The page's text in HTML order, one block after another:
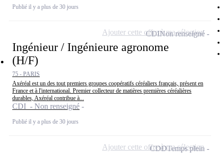
Publié il y a plus de 30 jours
Ingénieur / Ingénieure agronome
(H/F)
75 - PARIS
Axéréal est un des tout premiers groupes coopératifs céréaliers français, présent en
France et à l'international. Premier collecteur de matières premières céréalières
durables, Axéréal contribue à...
CDI - Non renseigné
Publié il y a plus de 30 jours
CDINon renseigné
Ajouter cette offre à ma sélection
CDDTemps plein
Ajouter cette offre à ma sélection